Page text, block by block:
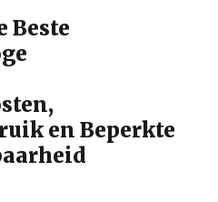
Beste
en Beperkte